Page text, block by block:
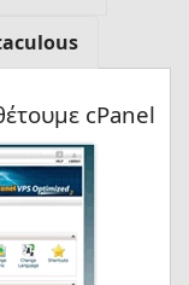
cPanel